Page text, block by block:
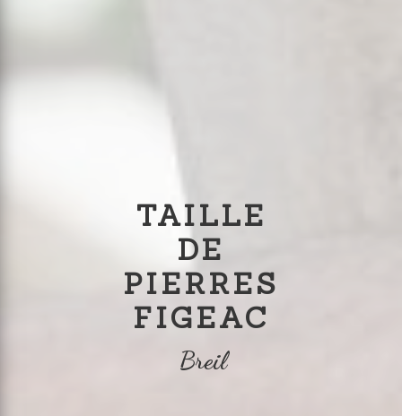
TAILLE
DE
PIERRES
FIGEAC
Breil